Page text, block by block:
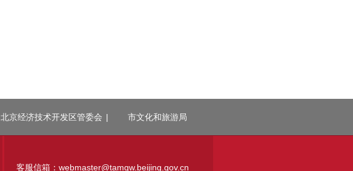
北京经济技术开发区管委会 | 市文化和旅游局
客服信箱：webmaster@tamgw.beijing.gov.cn